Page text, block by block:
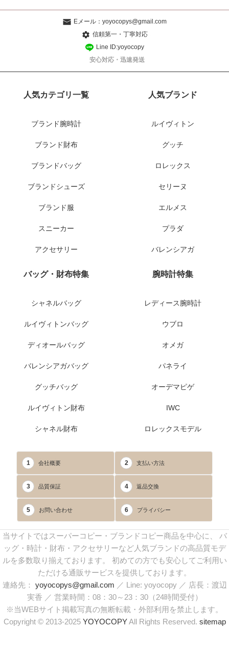
Eメール： yoyocopys@gmail.com
信頼第一・丁寧対応
Line ID:yoyocopy
安心対応・迅速発送
人気カテゴリ一覧
ブランド腕時計
ブランド財布
ブランドバッグ
ブランドシューズ
ブランド服
スニーカー
アクセサリー
人気ブランド
ルイヴィトン
グッチ
ロレックス
セリーヌ
エルメス
プラダ
バレンシアガ
バッグ・財布特集
シャネルバッグ
ルイヴィトンバッグ
ディオールバッグ
バレンシアガバッグ
グッチバッグ
ルイヴィトン財布
シャネル財布
腕時計特集
レディース腕時計
ウブロ
オメガ
パネライ
オーデマピゲ
IWC
ロレックスモデル
1 会社概要 2 支払い方法
3 品質保証 4 返品交換
5 お問い合わせ 6 プライバシー
当サイトではスーパーコピー・ブランドコピー商品を中心に、 バ
ッグ・時計・財布・アクセサリーなど人気ブランドの高品質モデ
ルを多数取り揃えております。 初めての方でも安心してご利用い
ただける通販サービスを提供しております。
連絡先： yoyocopys@gmail.com ／ Line: yoyocopy ／ 店長：渡辺
実香 ／ 営業時間：08：30～23：30（24時間受付）
※当WEBサイト掲載写真の無断転載・外部利用を禁止します。
Copyright © 2013-2025 YOYOCOPYAll Rights Reserved. sitemap